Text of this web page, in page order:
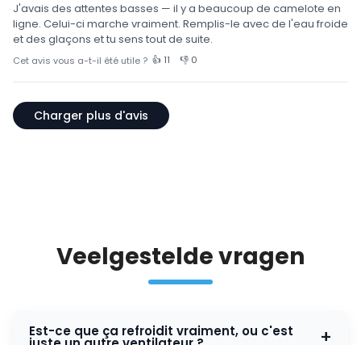
J'avais des attentes basses — il y a beaucoup de camelote en
ligne. Celui-ci marche vraiment. Remplis-le avec de l'eau froide
et des glaçons et tu sens tout de suite.
Cet avis vous a-t-il été utile ? 👍 11 👎 0
Charger plus d'avis
Veelgestelde vragen
Est-ce que ça refroidit vraiment, ou c'est +